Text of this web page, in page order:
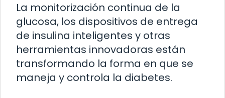
La monitorización continua de la
glucosa, los dispositivos de entrega
de insulina inteligentes y otras
herramientas innovadoras están
transformando la forma en que se
maneja y controla la diabetes.